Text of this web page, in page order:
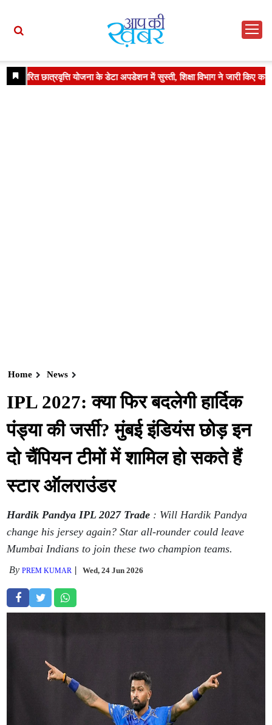
Home News
IPL 2027: क्या फिर बदलेगी हार्दिक
पंड्या की जर्सी? मुंबई इंडियंस छोड़ इन
दो चैंपियन टीमों में शामिल हो सकते हैं
स्टार ऑलराउंडर
Hardik Pandya IPL 2027 Trade : Will Hardik Pandya
change his jersey again? Star all-rounder could leave
Mumbai Indians to join these two champion teams.
ByPREM KUMAR Wed, 24 Jun 2026